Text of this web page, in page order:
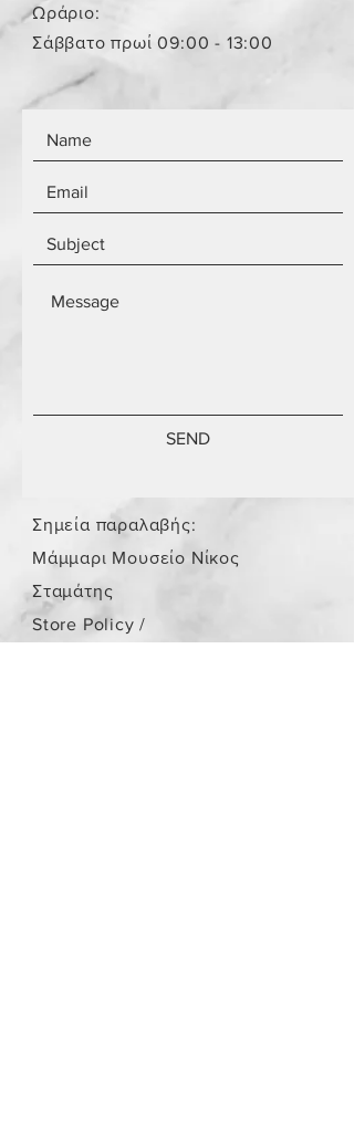
αντικειμένων.
Τα αντικείμενα δεν είναι
καινούργια.
Ωράριο:
Σάββατο πρωί 09:00 - 13:00
SEND
Σημεία παραλαβής:
Μάμμαρι Μουσείο Νίκος
Σταμάτης
Store Policy/